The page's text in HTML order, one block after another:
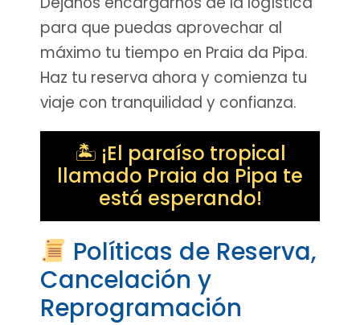
para que puedas aprovechar al
máximo tu tiempo en Praia da Pipa.
Haz tu reserva ahora y comienza tu
viaje con tranquilidad y confianza.
🏝 ¡El paraíso tropical
llamado Praia da Pipa te
está esperando!
Políticas de Reserva,
Cancelación y
Reprogramación